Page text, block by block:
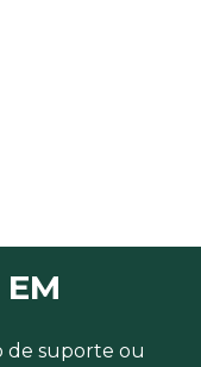
de suporte ou